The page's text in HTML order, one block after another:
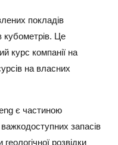
покладів
кубометрів. Це
курс компанії на
на власних
є частиною
запасів
розвідки